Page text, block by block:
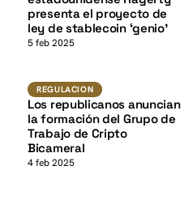
presenta el proyecto de
ley de stablecoin ‘genio’
5 feb 2025
Regulacion
REGULACION
Los republicanos anuncian
la formación del Grupo de
Trabajo de Cripto
Bicameral
4 feb 2025